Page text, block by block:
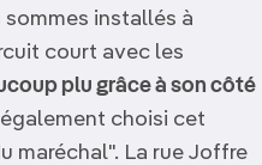
installés à
court avec les
plu grâce à son côté
choisi cet
maréchal". La rue Joffre